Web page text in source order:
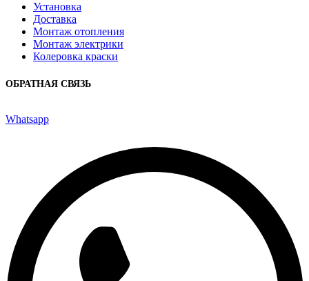
Установка
Доставка
Монтаж отопления
Монтаж электрики
Колеровка краски
ОБРАТНАЯ СВЯЗЬ
Whatsapp